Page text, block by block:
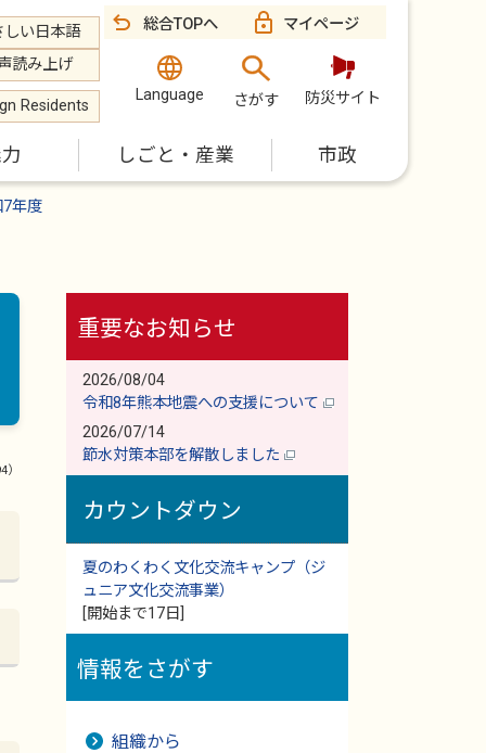
しい日本語
読み上げ
Residents
総合TOPへ マイページ
Language さがす 防災サイト
しごと・産業 市政
年度
）
重要なお知らせ
2026/08/04
令和8年熊本地震への支援について
2026/07/14
節水対策本部を解散しました
カウントダウン
夏のわくわく文化交流キャンプ（ジ
ュニア文化交流事業）
[開始まで17日]
情報をさがす
組織から